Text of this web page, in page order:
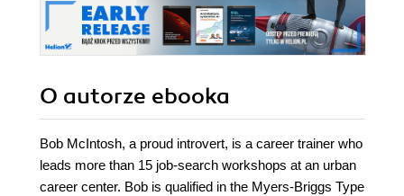
O autorze ebooka
Bob McIntosh, a proud introvert, is a career trainer who
leads more than 15 job-search workshops at an urban
career center. Bob is qualified in the Myers-Briggs Type